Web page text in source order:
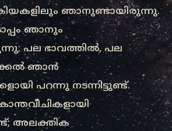
ഞാനുണ്ടായിരുന്നു.
ഞാനും
പല ഭാവത്തിൽ, പല
ഞാൻ
പറന്നു നടന്നിട്ടുണ്ട്.
അലക്തിക